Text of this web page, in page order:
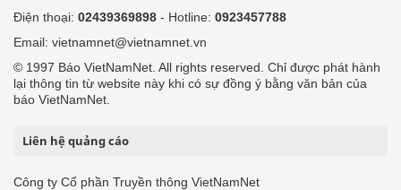
Điện thoại: 02439369898 - Hotline: 0923457788
Email: vietnamnet@vietnamnet.vn
© 1997 Báo VietNamNet. All rights reserved. Chỉ được phát hành
lại thông tin từ website này khi có sự đồng ý bằng văn bản của
báo VietNamNet.
Liên hệ quảng cáo
Công ty Cổ phần Truyền thông VietNamNet